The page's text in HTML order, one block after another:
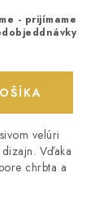
- prijímame
velúri
Vďaka
chrbta a